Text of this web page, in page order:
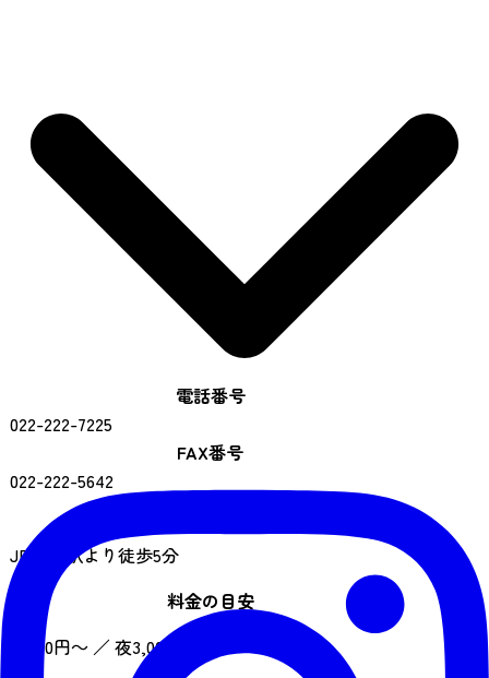
電話番号
022-222-7225
FAX番号
022-222-5642
JR仙台駅より徒歩5分
料金の目安
昼700円～ ／ 夜3,000円～